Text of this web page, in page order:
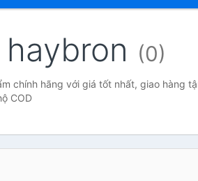
(0)
chính hãng với giá tốt nhất, giao hàng
COD